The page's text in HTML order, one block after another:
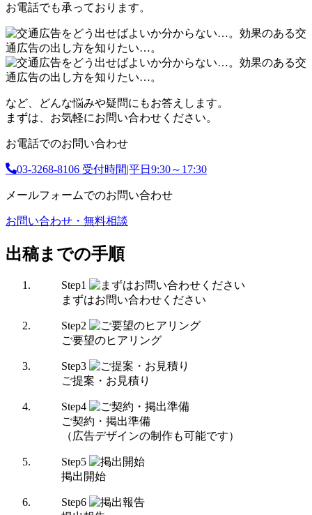
お電話でも承っております。
など、どんな悩みや疑問にもお答えします。
まずは、お気軽にお問い合わせください。
お電話でのお問い合わせ
03-3268-8106 受付時間|平日9:30～17:30
メールフォームでのお問い合わせ
お問い合わせ・無料相談
出稿までの手順
Step1
まずはお問い合わせください
Step2
ご要望のヒアリング
Step3
ご提案・お見積り
Step4
ご契約・掲出準備
（広告デザインの制作も可能です）
Step5
掲出開始
Step6